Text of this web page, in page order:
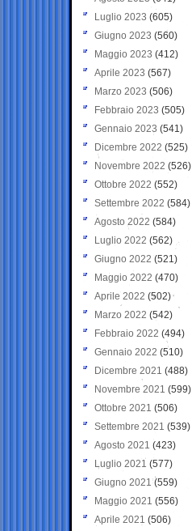
Luglio 2023 (605)
Giugno 2023 (560)
Maggio 2023 (412)
Aprile 2023 (567)
Marzo 2023 (506)
Febbraio 2023 (505)
Gennaio 2023 (541)
Dicembre 2022 (525)
Novembre 2022 (526)
Ottobre 2022 (552)
Settembre 2022 (584)
Agosto 2022 (584)
Luglio 2022 (562)
Giugno 2022 (521)
Maggio 2022 (470)
Aprile 2022 (502)
Marzo 2022 (542)
Febbraio 2022 (494)
Gennaio 2022 (510)
Dicembre 2021 (488)
Novembre 2021 (599)
Ottobre 2021 (506)
Settembre 2021 (539)
Agosto 2021 (423)
Luglio 2021 (577)
Giugno 2021(559)
Maggio 2021 (556)
Aprile 2021 (506)